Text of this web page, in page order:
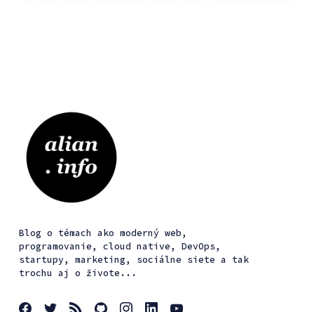
Blog o témach ako moderný web,
programovanie, cloud native, DevOps,
startupy, marketing, sociálne siete a tak
trochu aj o živote...